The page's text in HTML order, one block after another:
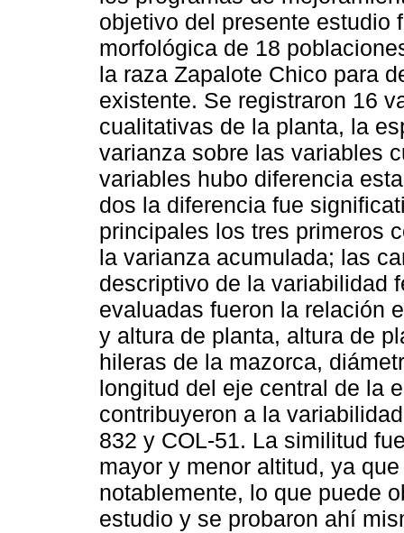
objetivo del presente estudio
morfológica de 18
la raza Zapalote Chico para
existente. Se registraron 16
cualitativas de la planta, la
varianza sobre las variables
variables hubo diferencia
dos la diferencia fue
principales los tres primeros
la varianza acumulada; las
descriptivo de la variabilidad
evaluadas fueron la relación
y altura de planta, altura de
hileras de la mazorca,
longitud del eje central de la
contribuyeron a la
832 y COL-51. La similitud
mayor y menor altitud, ya
notablemente, lo que puede
estudio y se probaron ahí